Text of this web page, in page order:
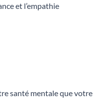
et l’empathie
santé mentale que votre